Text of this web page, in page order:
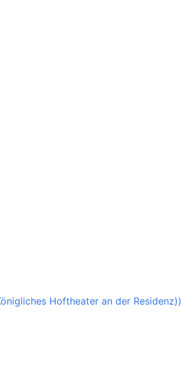
Hoftheater an der Residenz))